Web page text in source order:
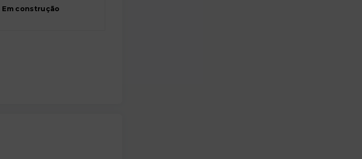
Em construção